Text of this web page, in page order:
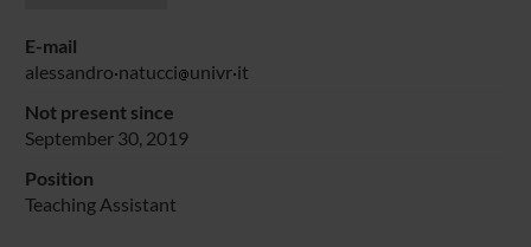
E-mail
alessandro natucci univr it
Not present since
September 30, 2019
Position
Teaching Assistant